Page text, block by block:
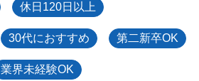
休日120日以上
30代におすすめ 第二新卒OK
業界未経験OK